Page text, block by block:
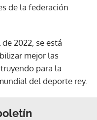
de la federación
2022, se está
mejor las
para la
del deporte rey.